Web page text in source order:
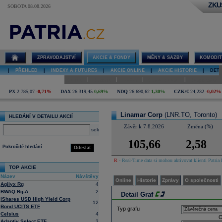
SOBOTA 08.08.2026
Linamar Corp
ZPRAVODAJSTVÍ AKCIE & FONDY MĚNY & SAZBY
PŘEHLED INDEXY A FUTURES AKCIE ONLINE AKCIE HISTORIE
PX 2 785,07 -0,71% DAX 26 319,45 0,69% NDQ 26 690,62 1,30% CZK/€ 24,232 -0,02%
HLEDÁNÍ V DETAILU AKCIÍ
select
Odeslat
Pokročilé hledání
TOP AKCIE
Název
Návštěvy
Agilyx Rg
4
BWAQ Rg-A
2
iShares USD High Yield Corp
Bond UCITS ETF
12
Celsius
4
Linamar Corp (LNR.TO, Toronto)
Závěr k 7.8.2026 Změna (%)
105,66 2,58
R - Real-Time data si mohou aktivovat klienti
Online Historie Zprávy O společnosti
Detail Graf
Typ grafu